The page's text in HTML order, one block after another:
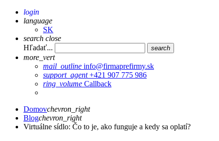
login
language
SK
search close
Hľadať...
search
more_vert
mail_outline info@firmaprefirmy.sk
support_agent +421 907 775 986
ring_volume Callback
Domovchevron_right
Blogchevron_right
Virtuálne sídlo: Čo to je, ako funguje a kedy sa oplatí?